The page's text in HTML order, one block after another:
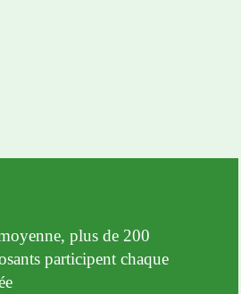
plus de 200
participent chaque